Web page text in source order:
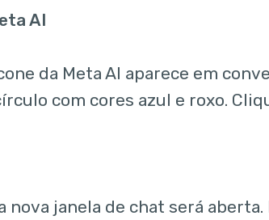
AI
da Meta AI aparece em
com cores azul e roxo.
nova janela de chat será aberta.